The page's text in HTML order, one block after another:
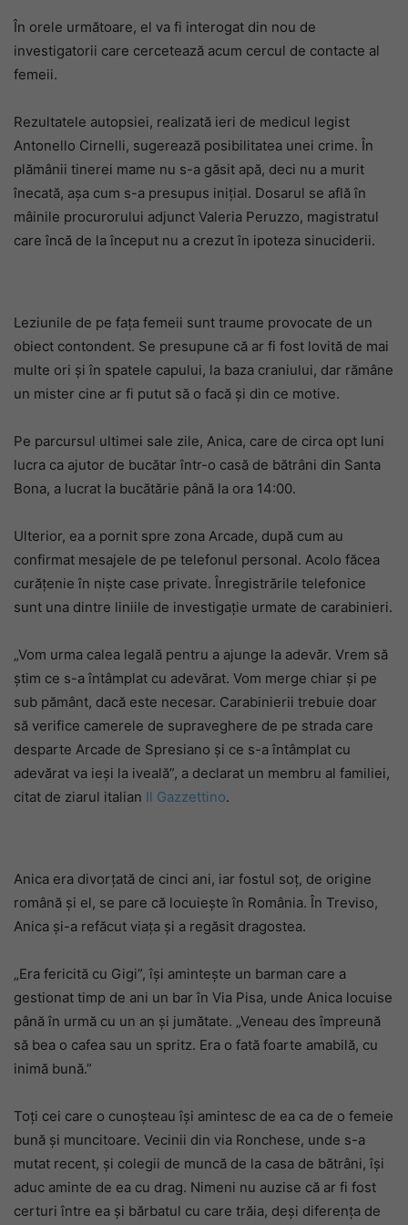
În orele următoare, el va fi interogat din nou de
investigatorii care cercetează acum cercul de contacte al
femeii.
Rezultatele autopsiei, realizată ieri de medicul legist
Antonello Cirnelli, sugerează posibilitatea unei crime. În
plămânii tinerei mame nu s-a găsit apă, deci nu a murit
înecată, așa cum s-a presupus inițial. Dosarul se află în
mâinile procurorului adjunct Valeria Peruzzo, magistratul
care încă de la început nu a crezut în ipoteza sinuciderii.
Leziunile de pe fața femeii sunt traume provocate de un
obiect contondent. Se presupune că ar fi fost lovită de mai
multe ori și în spatele capului, la baza craniului, dar rămâne
un mister cine ar fi putut să o facă și din ce motive.
Pe parcursul ultimei sale zile, Anica, care de circa opt luni
lucra ca ajutor de bucătar într-o casă de bătrâni din Santa
Bona, a lucrat la bucătărie până la ora 14:00.
Ulterior, ea a pornit spre zona Arcade, după cum au
confirmat mesajele de pe telefonul personal. Acolo făcea
curățenie în niște case private. Înregistrările telefonice
sunt una dintre liniile de investigație urmate de carabinieri.
„Vom urma calea legală pentru a ajunge la adevăr. Vrem să
știm ce s-a întâmplat cu adevărat. Vom merge chiar și pe
sub pământ, dacă este necesar. Carabinierii trebuie doar
să verifice camerele de supraveghere de pe strada care
desparte Arcade de Spresiano și ce s-a întâmplat cu
adevărat va ieși la iveală”, a declarat un membru al familiei,
citat de ziarul italian Il Gazzettino.
Anica era divorțată de cinci ani, iar fostul soț, de origine
română și el, se pare că locuiește în România. În Treviso,
Anica și-a refăcut viața și a regăsit dragostea.
„Era fericită cu Gigi”, își amintește un barman care a
gestionat timp de ani un bar în Via Pisa, unde Anica locuise
până în urmă cu un an și jumătate. „Veneau des împreună
să bea o cafea sau un spritz. Era o fată foarte amabilă, cu
inimă bună.”
Toți cei care o cunoșteau își amintesc de ea ca de o femeie
bună și muncitoare. Vecinii din via Ronchese, unde s-a
mutat recent, și colegii de muncă de la casa de bătrâni, își
aduc aminte de ea cu drag. Nimeni nu auzise că ar fi fost
certuri între ea și bărbatul cu care trăia, deși diferența de